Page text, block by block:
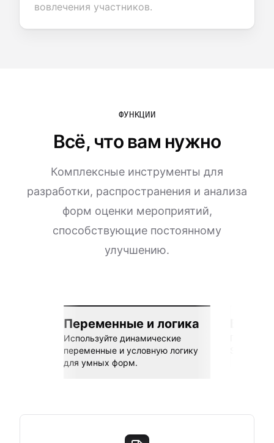
вовлечения участников.
ФУНКЦИИ
Всё, что вам нужно
Комплексные инструменты для
разработки, распространения и анализа
форм оценки мероприятий,
способствующие постоянному
улучшению.
Переменные и логика
Используйте динамические
переменные и условную логику
для умных форм.